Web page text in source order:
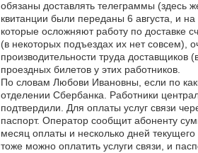
обязаны доставлять телеграммы (здесь
квитанции были переданы 6 августа, и
которые осложняют работу по доставке
(в некоторых подъездах их нет совсем),
производительности труда
проездных билетов у этих работников.
По словам Любови Ивановны, если по
отделении Сбербанка. Работники
подтвердили. Для оплаты услуг связи
паспорт. Оператор сообщит абоненту
месяц оплаты и несколько дней
тоже можно оплатить услуги связи, и